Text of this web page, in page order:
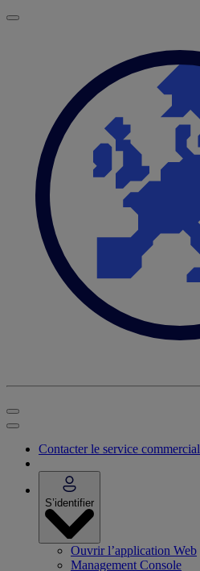
Contacter le service commercial
S’identifier
Ouvrir l’application Web
Management Console